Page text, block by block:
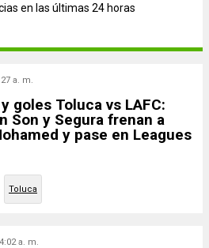
en las últimas 24 horas
a. m.
goles Toluca vs LAFC:
Son y Segura frenan a
y pase en Leagues
Toluca
a. m.